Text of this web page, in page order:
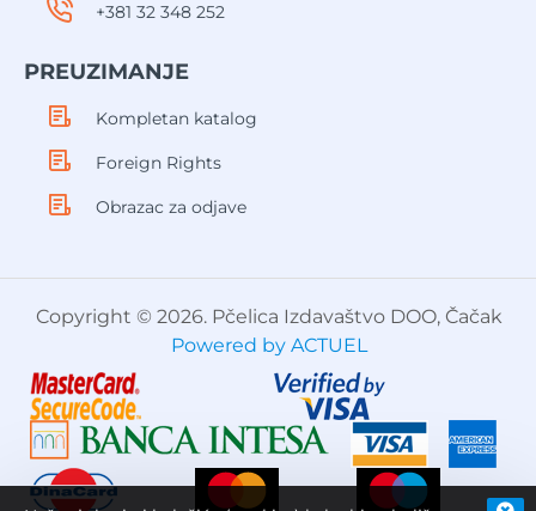
+381 32 348 252
PREUZIMANJE
Kompletan katalog
Foreign Rights
Obrazac za odjave
Copyright © 2026. Pčelica Izdavaštvo DOO, Čačak
Powered by ACTUEL